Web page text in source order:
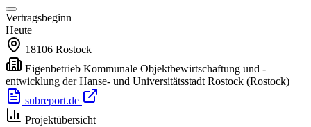
Vertragsbeginn
Heute
18106 Rostock
Eigenbetrieb Kommunale Objektbewirtschaftung und -
entwicklung der Hanse- und Universitätsstadt Rostock (Rostock)
subreport.de
Projektübersicht